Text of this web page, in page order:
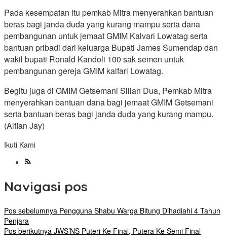
Pada kesempatan itu pemkab Mitra menyerahkan bantuan
beras bagi janda duda yang kurang mampu serta dana
pembangunan untuk jemaat GMIM Kalvari Lowatag serta
bantuan pribadi dari keluarga Bupati James Sumendap dan
wakil bupati Ronald Kandoli 100 sak semen untuk
pembangunan gereja GMIM kalfari Lowatag.
Begitu juga di GMIM Getsemani Silian Dua, Pemkab Mitra
menyerahkan bantuan dana bagi jemaat GMIM Getsemani
serta bantuan beras bagi janda duda yang kurang mampu.
(Alfian Jay)
Ikuti Kami
Navigasi pos
Pos sebelumnya Pengguna Shabu Warga Bitung Dihadiahi 4 Tahun
Penjara
Pos berikutnya JWS’NS Puteri Ke Final, Putera Ke Semi Final